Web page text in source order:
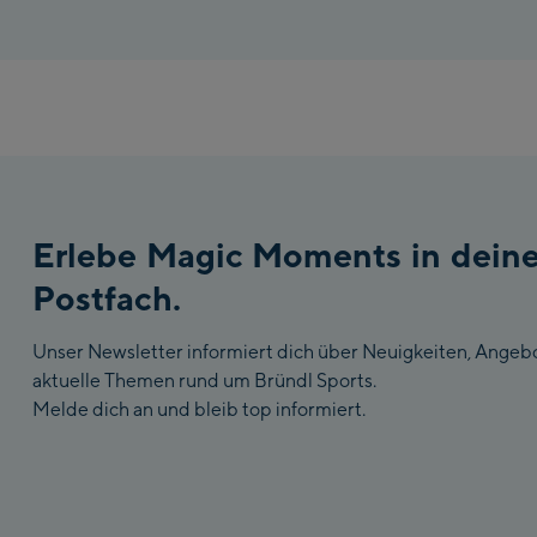
Erlebe Magic Moments in
Postfach.
Unser Newsletter informiert dich über Neuigkeiten,
aktuelle Themen rund um Bründl Sports.
Melde dich an und bleib top informiert.